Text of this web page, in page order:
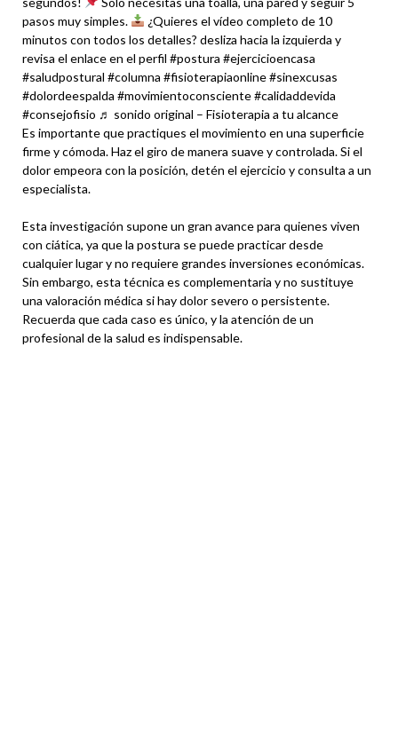
pasos muy simples.
¿Quieres el vídeo completo de 10
minutos con todos los detalles? desliza hacia la izquierda y
revisa el enlace en el perfil #postura #ejercicioencasa
#saludpostural #columna #fisioterapiaonline #sinexcusas
#dolordeespalda #movimientoconsciente #calidaddevida
#consejofisio ♬ sonido original – Fisioterapia a tu alcance
Es importante que practiques el movimiento en una superficie
firme y cómoda. Haz el giro de manera suave y controlada. Si el
dolor empeora con la posición, detén el ejercicio y consulta a un
especialista.
Esta investigación supone un gran avance para quienes viven
con ciática, ya que la postura se puede practicar desde
cualquier lugar y no requiere grandes inversiones económicas.
Sin embargo, esta técnica es complementaria y no sustituye
una valoración médica si hay dolor severo o persistente.
Recuerda que cada caso es único, y la atención de un
profesional de la salud es indispensable.